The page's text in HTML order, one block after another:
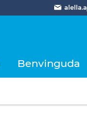
Benvinguda